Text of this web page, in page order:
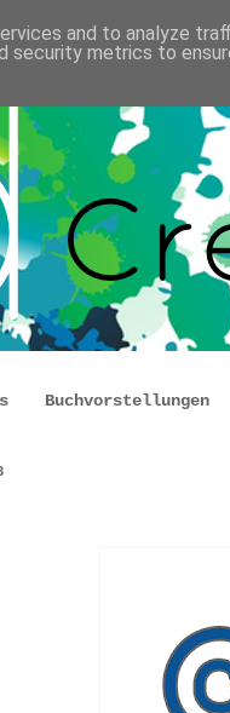
Buchvorstellungen
and to analyze
security metrics to